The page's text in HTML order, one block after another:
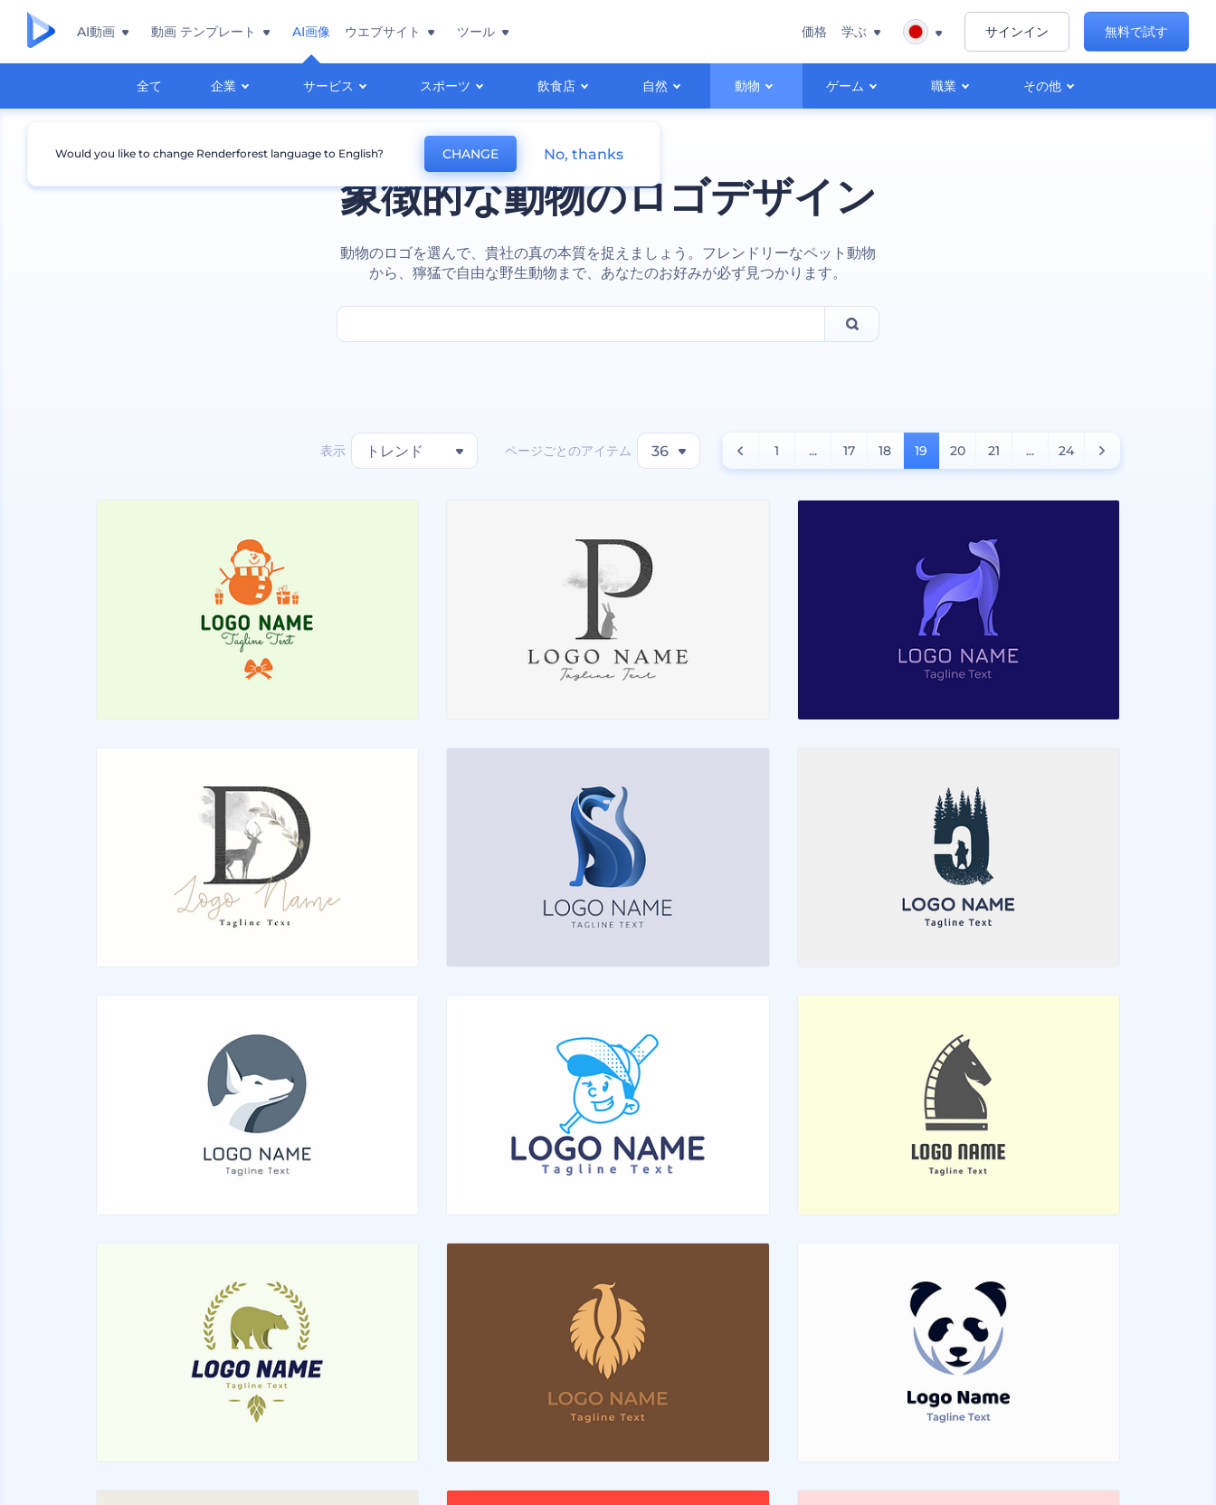
AI動画 動画 テンプレート AI画像
全て 企業 サービス スポーツ 飲食店 自然 動物 ゲーム 職業 その他
ウエブサイト ツール 価格 学ぶ サインイン 無料で試す
象徴的な動物のロゴデザイン
動物のロゴを選んで、貴社の真の本質を捉えましょう。フレンドリーなペット動物
から、獰猛で自由な野生動物まで、あなたのお好みが必ず見つかります。
表示 トレンド ページごとのアイテム 36 1 ... 17 18 19 20 21 ... 24
Would you like to change Renderforest language to English? CHANGE No, thanks